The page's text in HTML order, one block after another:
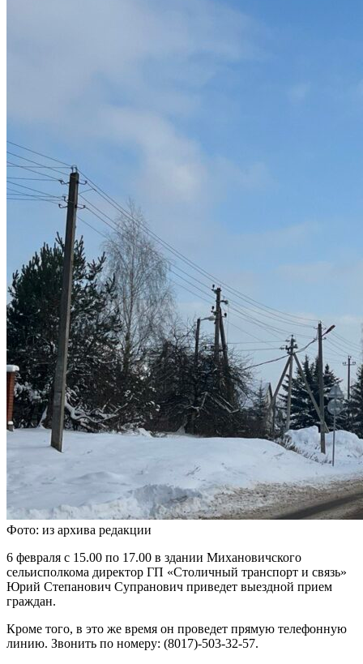
Фото: из архива редакции
6 февраля с 15.00 по 17.00 в здании Михановичского
сельисполкома директор ГП «Столичный транспорт и связь»
Юрий Степанович Супранович приведет выездной прием
граждан.
Кроме того, в это же время он проведет прямую телефонную
линию. Звонить по номеру: (8017)-503-32-57.